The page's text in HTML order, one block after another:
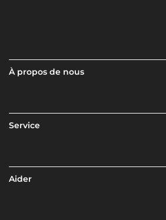
À propos de nous
Service
Aider